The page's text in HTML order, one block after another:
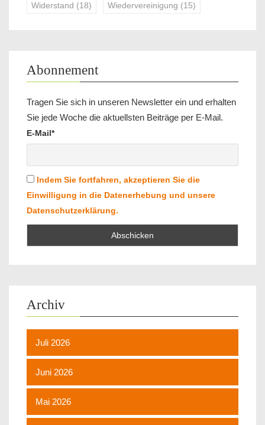
Widerstand (18) Wiedervereinigung (15)
Abonnement
Tragen Sie sich in unseren Newsletter ein und erhalten
Sie jede Woche die aktuellsten Beiträge per E-Mail.
E-Mail*
Indem Sie fortfahren, akzeptieren Sie die
Einwilligung in die Datenerhebung und unsere
Datenschutzerklärung.
Archiv
Juli 2026
Juni 2026
Mai 2026